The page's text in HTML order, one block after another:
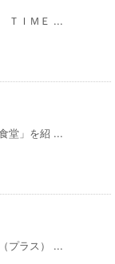
ＴＩＭＥ ...
堂」を紹 ...
プラス） ...